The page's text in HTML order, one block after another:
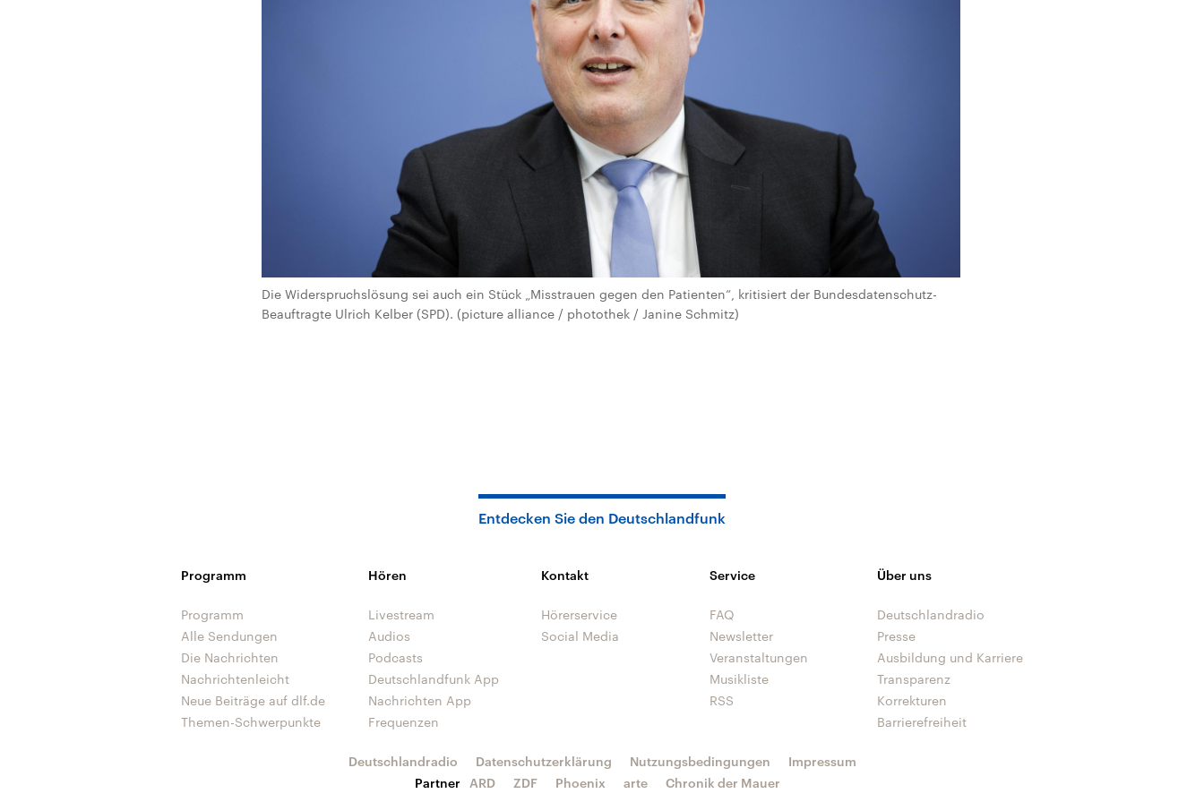
Die Widerspruchslösung sei auch ein Stück „Misstrauen gegen den Patienten“, kritisiert der Bundesdatenschutz-
Beauftragte Ulrich Kelber (SPD). (picture alliance / photothek / Janine Schmitz)
Entdecken Sie den Deutschlandfunk
Programm
Programm
Alle Sendungen
Die Nachrichten
Nachrichtenleicht
Neue Beiträge auf dlf.de
Themen-Schwerpunkte
Hören
Livestream
Audios
Podcasts
Deutschlandfunk App
Nachrichten App
Frequenzen
Kontakt
Hörerservice
Social Media
Service
FAQ
Newsletter
Veranstaltungen
Musikliste
RSS
Über uns
Deutschlandradio
Presse
Ausbildung und Karriere
Transparenz
Korrekturen
Barrierefreiheit
Deutschlandradio Datenschutzerklärung Nutzungsbedingungen
Impressum
Partner
ARD ZDF Phoenix arte Chronik der Mauer